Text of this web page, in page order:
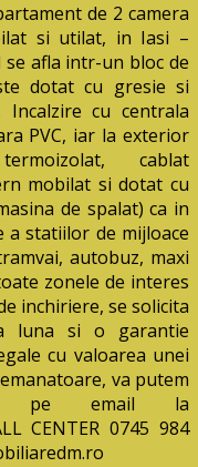
de 2 camera
si utilat, in Iasi –
se afla intr-un bloc de
dotat cu gresie si
cu centrala
PVC, iar la exterior
cablat
mobilat si dotat cu
de spalat) ca in
a statiilor de mijloace
autobuz, maxi
zonele de interes
inchiriere, se solicita
luna si o garantie
cu valoarea unei
va putem
pe email la
CENTER 0745 984